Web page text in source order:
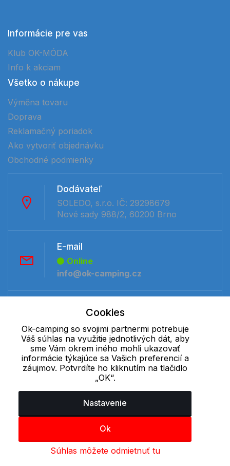
Informácie pre vas
Klub OK-MÓDA
Info k akciam
Všetko o nákupe
Výměna tovaru
Doprava
Reklamačný poriadok
Ako vytvoriť objednávku
Obchodné podmienky
Dodávateľ
SOLEDO, s.r.o. IČ: 29298679
Nové sady 988/2, 60200 Brno
E-mail
Online
info@ok-camping.cz
+421 277 270 091
Cookie - podrobné nastavenie| Ďalšie informácie|Spracovanie
Cookies
Ok-camping so svojimi partnermi potrebuje
Váš súhlas na využitie jednotlivých dát, aby
sme Vám okrem iného mohli ukazovať
informácie týkajúce sa Vašich preferencií a
záujmov. Potvrdíte ho kliknutím na tlačidlo
„OK“.
Nastavenie
Ok
Súhlas môžete odmietnuť tu